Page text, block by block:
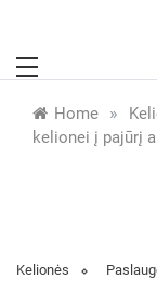
Home »
kelionei į pajūrį
Kelionės